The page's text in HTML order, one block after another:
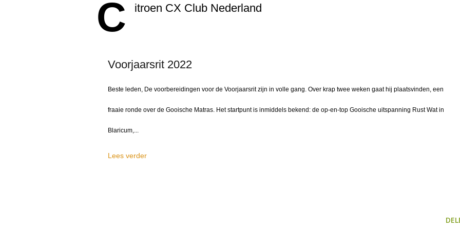
C itroen CX Club Nederland
Voorjaarsrit 2022
Beste leden, De voorbereidingen voor de Voorjaarsrit zijn in volle gang. Over krap twee weken gaat hij plaatsvinden, een
fraaie ronde over de Gooische Matras. Het startpunt is inmiddels bekend: de op-en-top Gooische uitspanning Rust Wat in
Blaricum,...
Lees verder